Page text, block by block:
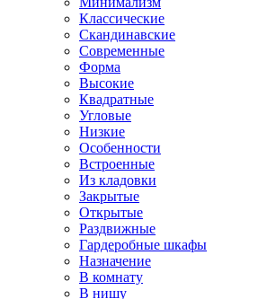
Классические
Скандинавские
Современные
Форма
Высокие
Квадратные
Угловые
Низкие
Особенности
Встроенные
Из кладовки
Закрытые
Открытые
Раздвижные
Гардеробные шкафы
Назначение
В комнату
В нишу